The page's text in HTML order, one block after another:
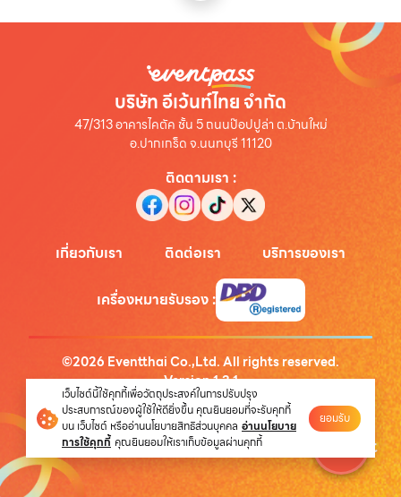
บริษัท อีเว้นท์ไทย จำกัด
47/313 อาคารไคตัค ชั้น 5 ถนนป๊อปปูล่า ต.บ้านใหม่
อ.ปากเกร็ด จ.นนทบุรี 11120
ติดตามเรา :
เกี่ยวกับเรา ติดต่อเรา บริการของเรา
เครื่องหมายรับรอง:
©2026 Eventthai Co.,Ltd. All rights reserved.
Version1.3.1
นโยบายความเป็นส่วนตัว
เว็บไซต์นี้ใช้คุกกี้เพื่อวัตถุประสงค์ในการปรับปรุง
ประสบการณ์ของผู้ใช้ให้ดียิ่งขึ้น คุณยินยอมที่จะรับคุกกี้
บน เว็บไซต์ หรืออ่านนโยบายสิทธิส่วนบุคคล อ่านนโยบาย
การใช้คุกกี้ คุณยินยอมให้เราเก็บข้อมูลผ่านคุกกี้
ยอมรับ